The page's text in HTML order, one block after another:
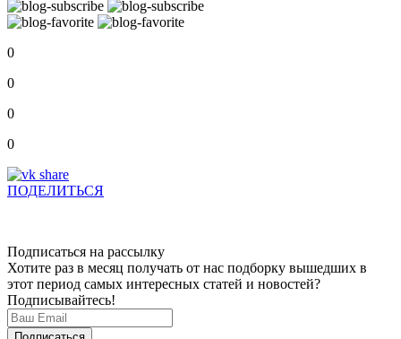
0
0
0
0
ПОДЕЛИТЬСЯ
Подписаться на рассылку
Хотите раз в месяц получать от нас подборку вышедших в
этот период самых интересных статей и новостей?
Подписывайтесь!